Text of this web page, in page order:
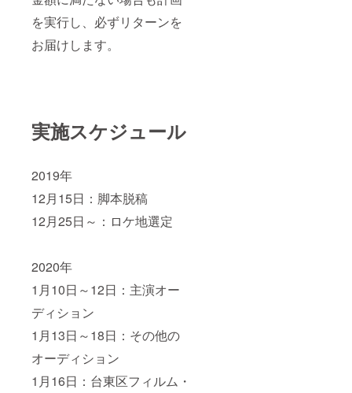
を実行し、必ずリターンを
お届けします。
実施スケジュール
2019年
12月15日：脚本脱稿
12月25日～：ロケ地選定
2020年
1月10日～12日：主演オー
ディション
1月13日～18日：その他の
オーディション
1月16日：台東区フィルム・